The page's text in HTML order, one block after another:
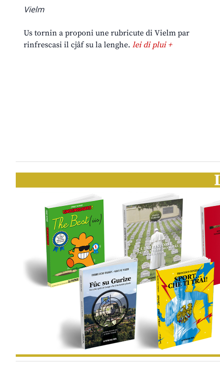
Vielm
Us tornin a proponi une rubricute di Vielm par
rinfrescasi il cjâf su la lenghe. lei di plui +